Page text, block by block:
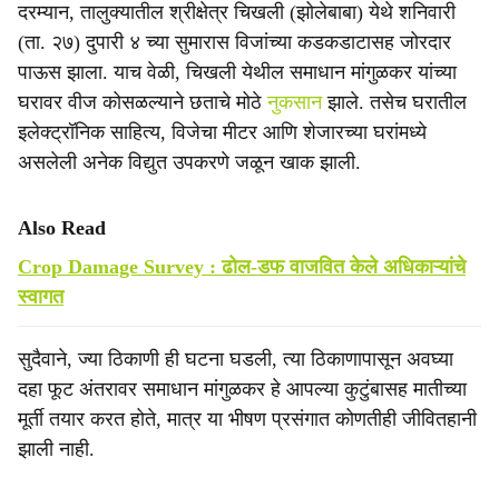
दरम्यान, तालुक्यातील श्रीक्षेत्र चिखली (झोलेबाबा) येथे शनिवारी
(ता. २७) दुपारी ४ च्या सुमारास विजांच्या कडकडाटासह जोरदार
पाऊस झाला. याच वेळी, चिखली येथील समाधान मांगुळकर यांच्या
घरावर वीज कोसळल्याने छताचे मोठे नुकसानझाले. तसेच घरातील
इलेक्ट्रॉनिक साहित्य, विजेचा मीटर आणि शेजारच्या घरांमध्ये
असलेली अनेक विद्युत उपकरणे जळून खाक झाली.
Also Read
Crop Damage Survey : ढोल-डफ वाजवित केले अधिकाऱ्यांचे
स्वागत
सुदैवाने, ज्या ठिकाणी ही घटना घडली, त्या ठिकाणापासून अवघ्या
दहा फूट अंतरावर समाधान मांगुळकर हे आपल्या कुटुंबासह मातीच्या
मूर्ती तयार करत होते, मात्र या भीषण प्रसंगात कोणतीही जीवितहानी
झाली नाही.